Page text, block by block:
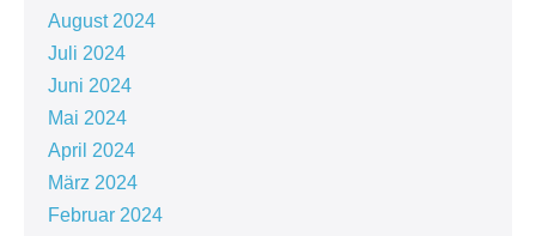
August 2024
Juli 2024
Juni 2024
Mai 2024
April 2024
März 2024
Februar 2024